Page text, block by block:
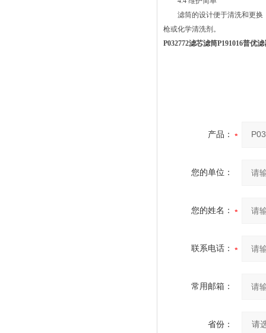
滤筒的设计便于清洗和更换，
枪或化学清洗剂。
P032772滤芯滤筒P191016普优
产品：
您的单位：
您的姓名：
联系电话：
常用邮箱：
省份：